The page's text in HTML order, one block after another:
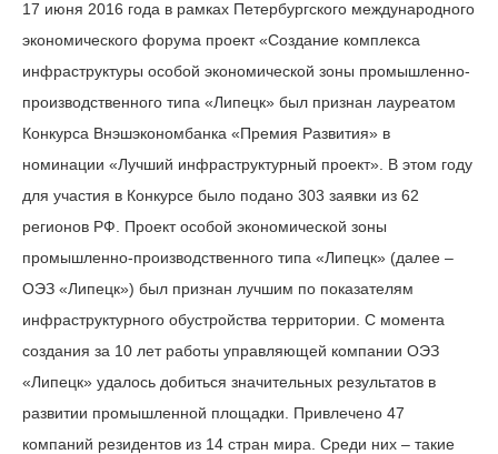
17 июня 2016 года в рамках Петербургского международного
экономического форума проект «Создание комплекса
инфраструктуры особой экономической зоны промышленно-
производственного типа «Липецк» был признан лауреатом
Конкурса Внэшэкономбанка «Премия Развития» в
номинации «Лучший инфраструктурный проект». В этом году
для участия в Конкурсе было подано 303 заявки из 62
регионов РФ. Проект особой экономической зоны
промышленно-производственного типа «Липецк» (далее –
ОЭЗ «Липецк») был признан лучшим по показателям
инфраструктурного обустройства территории. С момента
создания за 10 лет работы управляющей компании ОЭЗ
«Липецк» удалось добиться значительных результатов в
развитии промышленной площадки. Привлечено 47
компаний резидентов из 14 стран мира. Среди них – такие